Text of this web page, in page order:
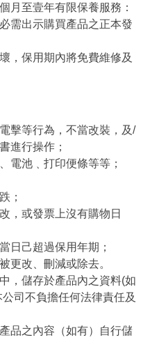
月至壹年有限保養服務：
需出示購買產品之正本發
，保用期內將免費維修及
擊等行為，不當改裝，及/
進行操作；
電池﹑打印便條等等；
；
，或發票上沒有購物日
日己超過保用年期；
更改、刪減或除去。
，儲存於產品內之資料(如
司不負擔任何法律責任及
品之內容（如有）自行儲